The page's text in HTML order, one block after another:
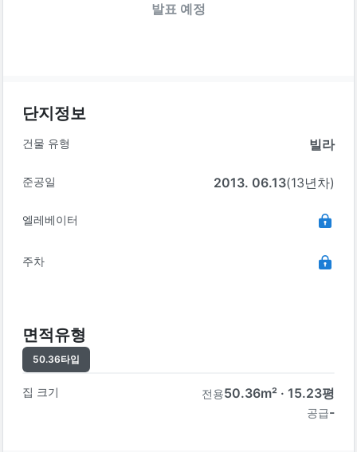
발표 예정
단지정보
건물 유형 빌라
준공일 2013. 06.13(13년차)
엘레베이터
주차
면적유형
50.36타입
집 크기 전용50.36m² · 15.23평
공급-